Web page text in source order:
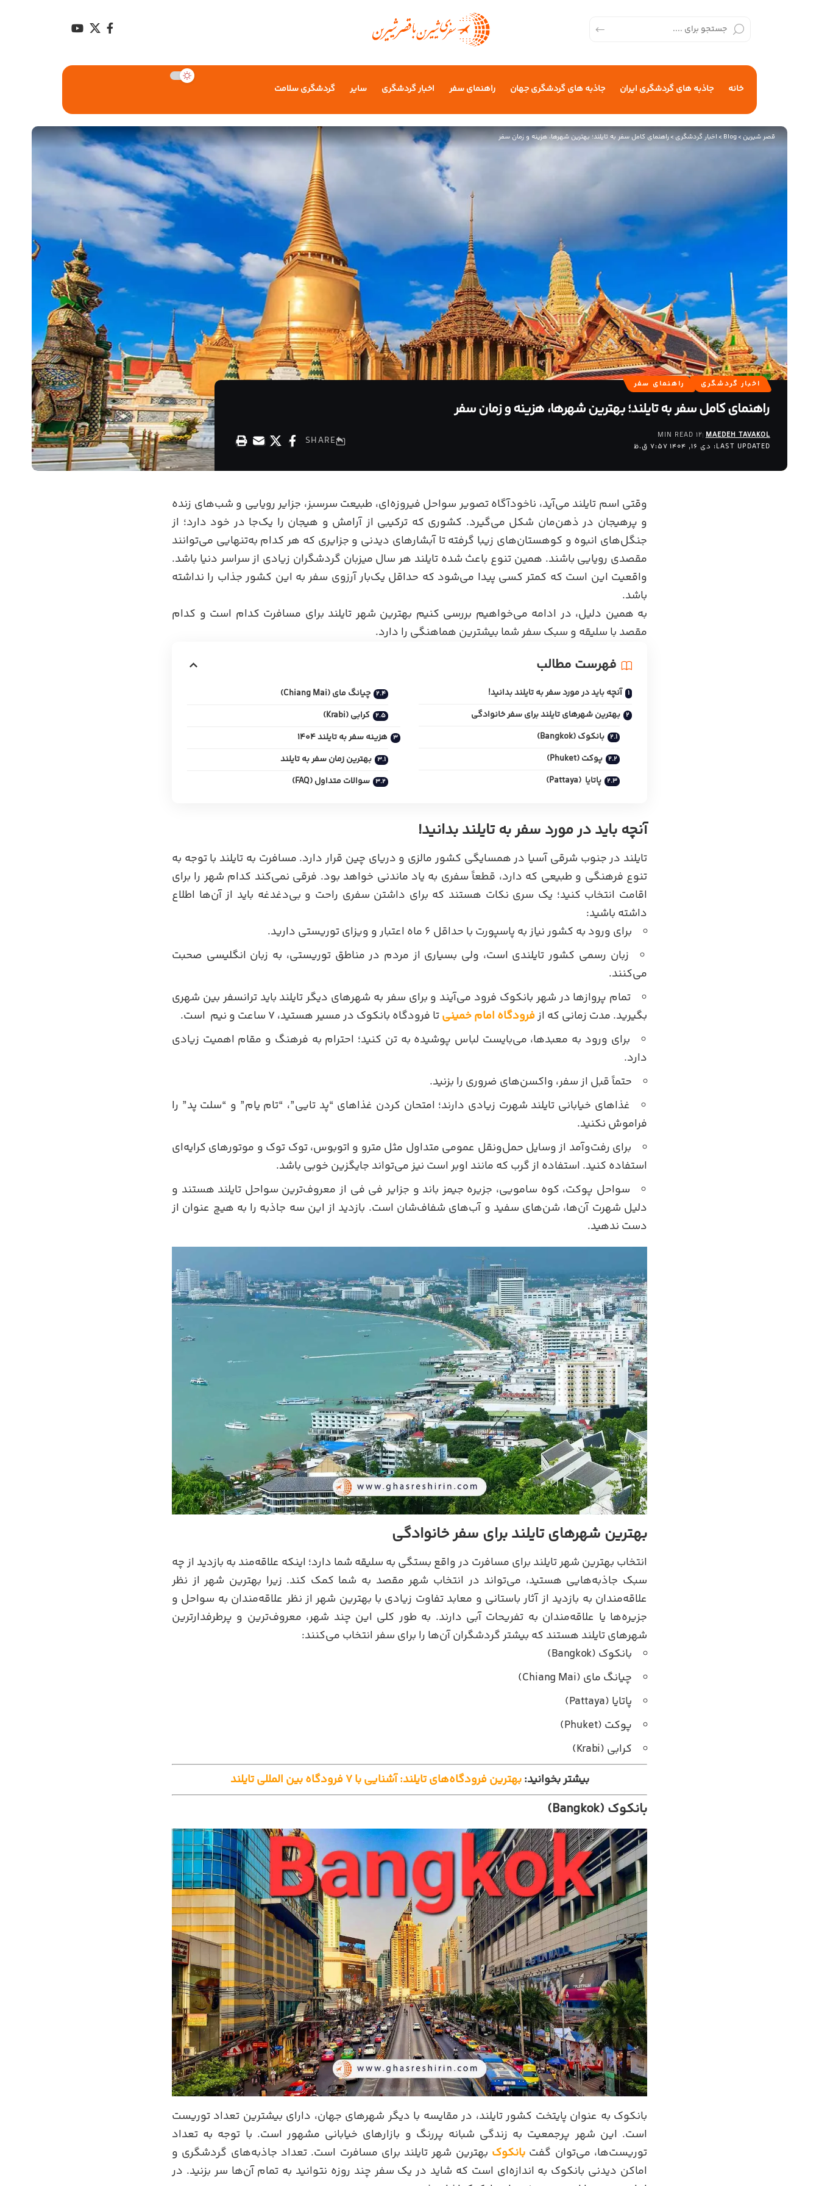
خانه جاذبه های گردشگری ایران جاذبه های گردشگری جهان راهنمای سفر اخبار گردشگری سایر گردشگری سلامت
قصر شیرین>
Blog
>اخبار گردشگری>راهنمای کامل سفر به تایلند؛ بهترین شهرها، هزینه و زمان سفر
اخبار گردشگری راهنمای سفر
راهنمای کامل سفر به تایلند؛ بهترین شهرها، هزینه و زمان سفر
LAST UPDATED: دی 16, 1404 7:57 ق.ظ
MAEDEH TAVAKOL
12 MIN READ
SHARE
وقتی اسم تایلند می‌آید، ناخودآگاه تصویر سواحل فیروزه‌ای، طبیعت سرسبز، جزایر رویایی و شب‌های زنده
و پرهیجان در ذهن‌مان شکل می‌گیرد. کشوری که ترکیبی از آرامش و هیجان را یک‌جا در خود دارد؛ از
جنگل‌های انبوه و کوهستان‌های زیبا گرفته تا آبشارهای دیدنی و جزایری که هر کدام به‌تنهایی می‌توانند
مقصدی رویایی باشند. همین تنوع باعث شده تایلند هر سال میزبان گردشگران زیادی از سراسر دنیا باشد.
واقعیت این است که کمتر کسی پیدا می‌شود که حداقل یک‌بار آرزوی سفر به این کشور جذاب را نداشته
باشد.
به همین دلیل، در ادامه می‌خواهیم بررسی کنیم بهترین شهر تایلند برای مسافرت کدام است و کدام
مقصد با سلیقه و سبک سفر شما بیشترین هماهنگی را دارد.
فهرست مطالب
آنچه باید در مورد سفر به تایلند بدانید!
بهترین شهرهای تایلند برای سفر خانوادگی
بانکوک (Bangkok)
پوکت (Phuket)
پاتایا (Pattaya)
چیانگ مای (Chiang Mai)
کرابی (Krabi)
هزینه سفر به تایلند 1404
بهترین زمان سفر به تایلند
سوالات متداول (FAQ)
آنچه باید در مورد سفر به تایلند بدانید!
تایلند در جنوب شرقی آسیا در همسایگی کشور مالزی و دریای چین قرار دارد. مسافرت به تایلند با توجه به
تنوع فرهنگی و طبیعی که دارد، قطعاً سفری به یاد ماندنی خواهد بود. فرقی نمی‌کند کدام شهر را برای
اقامت انتخاب کنید؛ یک سری نکات هستند که برای داشتن سفری راحت و بی‌دغدغه باید از آن‌ها اطلاع
داشته باشید:
برای ورود به کشور نیاز به پاسپورت با حداقل 6 ماه اعتبار و ویزای توریستی دارید.
زبان رسمی کشور تایلندی است، ولی بسیاری از مردم در مناطق توریستی، به زبان انگلیسی صحبت
می‌کنند.
تمام پروازها در شهر بانکوک فرود می‌آیند و برای سفر به شهرهای دیگر تایلند باید ترانسفر بین شهری
بگیرید. مدت زمانی که ازفرودگاه امام خمینیتا فرودگاه بانکوک در مسیر هستید، 7 ساعت و نیم است.
برای ورود به معبدها، می‌بایست لباس پوشیده به تن کنید؛ احترام به فرهنگ و مقام اهمیت زیادی
دارد.
حتماً قبل از سفر، واکسن‌های ضروری را بزنید.
غذاهای خیابانی تایلند شهرت زیادی دارند؛ امتحان کردن غذاهای “پد تایی”، “تام یام” و “سلت پد” را
فراموش نکنید.
برای رفت‌وآمد از وسایل حمل‌و‌نقل عمومی متداول مثل مترو و اتوبوس، توک توک و موتورهای کرایه‌ای
استفاده کنید. استفاده از گرب که مانند اوبر است نیز می‌تواند جایگزین خوبی باشد.
سواحل پوکت، کوه سامویی، جزیره جیمز باند و جزایر فی فی از معروف‌ترین سواحل تایلند هستند و
دلیل شهرت آن‌ها، شن‌های سفید و آب‌های شفاف‌شان است. بازدید از این سه جاذبه را به هیچ عنوان از
دست ندهید.
بهترین شهرهای تایلند برای سفر خانوادگی
انتخاب بهترین شهر تایلند برای مسافرت در واقع بستگی به سلیقه شما دارد؛ اینکه علاقه‌مند به بازدید از چه
سبک جاذبه‌هایی هستید، می‌تواند در انتخاب شهر مقصد به شما کمک کند. زیرا بهترین شهر از نظر
علاقه‌مندان به بازدید از آثار باستانی و معابد تفاوت زیادی با بهترین شهر از نظر علاقه‌مندان به سواحل و
جزیره‌ها یا علاقه‌مندان به تفریحات آبی دارند. به طور کلی این چند شهر، معروف‌ترین و پرطرفدارترین
شهرهای تایلند هستند که بیشتر گردشگران آن‌ها را برای سفر انتخاب می‌کنند:
بانکوک (Bangkok)
چیانگ مای (Chiang Mai)
پاتایا (Pattaya)
پوکت (Phuket)
کرابی (Krabi)
بیشتر بخوانید:بهترین فرودگاه‌های تایلند: آشنایی با ۷ فرودگاه بین المللی تایلند
بانکوک (Bangkok)
بانکوک به عنوان پایتخت کشور تایلند، در مقایسه با دیگر شهرهای جهان، دارای بیشترین تعداد توریست
است. این شهر پرجمعیت به زندگی شبانه پررنگ و بازارهای خیابانی مشهور است. با توجه به تعداد
توریست‌ها، می‌توان گفت بانکوک بهترین شهر تایلند برای مسافرت است. تعداد جاذبه‌های گردشگری و
اماکن دیدنی بانکوک به اندازه‌ای است که شاید در یک سفر چند روزه نتوانید به تمام آ‌ن‌ها سر بزنید. در